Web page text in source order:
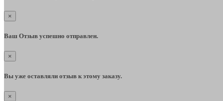
×
Ваш Отзыв успешно отправлен.
×
Вы уже оставляли отзыв к этому заказу.
×